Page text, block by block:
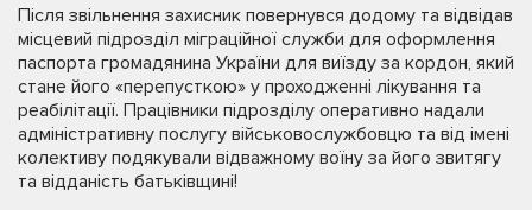
Після звільнення захисник повернувся додому та відвідав
місцевий підрозділ міграційної служби для оформлення
паспорта громадянина України для виїзду за кордон, який
стане його «перепусткою» у проходженні лікування та
реабілітації. Працівники підрозділу оперативно надали
адміністративну послугу військовослужбовцю та від імені
колективу подякували відважному воїну за його звитягу
та відданість батьківщині!